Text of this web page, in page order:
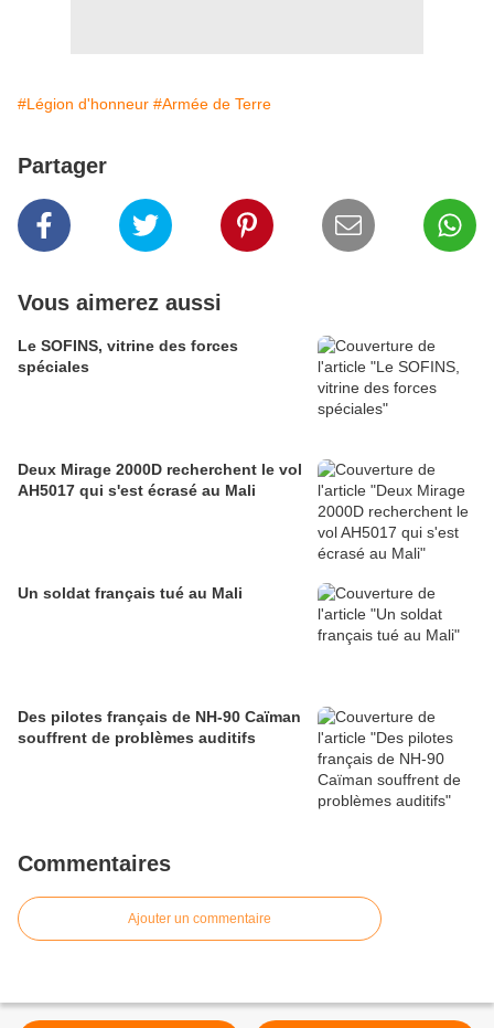
#Légion d'honneur #Armée de Terre
Partager
Vous aimerez aussi
Le SOFINS, vitrine des forces
spéciales
Deux Mirage 2000D recherchent le vol
AH5017 qui s'est écrasé au Mali
Un soldat français tué au Mali
Des pilotes français de NH-90 Caïman
souffrent de problèmes auditifs
Commentaires
Ajouter un commentaire